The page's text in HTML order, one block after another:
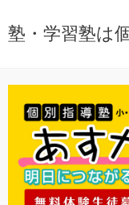
塾・学習塾は